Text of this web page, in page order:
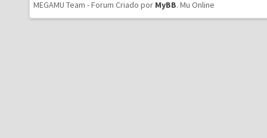
MEGAMU Team - Forum Criado por MyBB. Mu Online